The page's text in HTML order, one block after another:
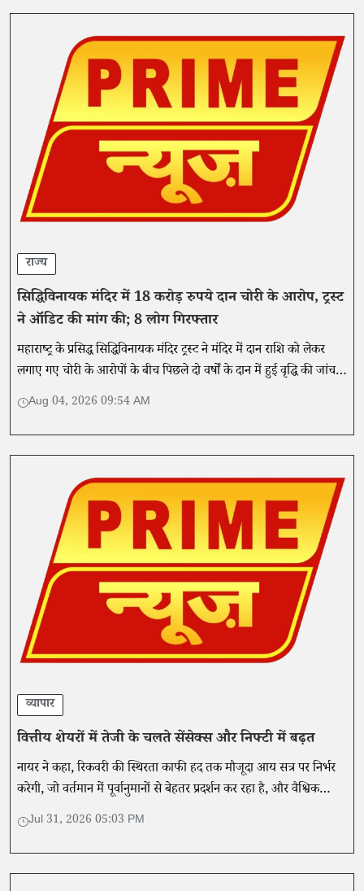
राज्य
सिद्धिविनायक मंदिर में 18 करोड़ रुपये दान चोरी के आरोप, ट्रस्ट
ने ऑडिट की मांग की; 8 लोग गिरफ्तार
महाराष्ट्र के प्रसिद्ध सिद्धिविनायक मंदिर ट्रस्ट ने मंदिर में दान राशि को लेकर
लगाए गए चोरी के आरोपों के बीच पिछले दो वर्षों के दान में हुई वृद्धि की जांच
और ऑडिट की मांग की है।
Aug 04, 2026 09:54 AM
व्यापार
वित्तीय शेयरों में तेजी के चलते सेंसेक्स और निफ्टी में बढ़त
नायर ने कहा, रिकवरी की स्थिरता काफी हद तक मौजूदा आय सत्र पर निर्भर
करेगी, जो वर्तमान में पूर्वानुमानों से बेहतर प्रदर्शन कर रहा है, और वैश्विक
जोखिमों में कमी पर भी।
Jul 31, 2026 05:03 PM